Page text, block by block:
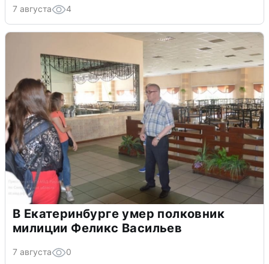
7 августа 4
В Екатеринбурге умер полковник
милиции Феликс Васильев
7 августа 0